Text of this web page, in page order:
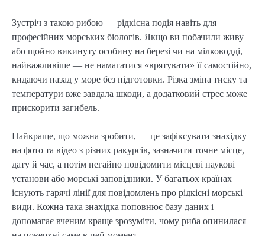
Зустріч з такою рибою — рідкісна подія навіть для
професійних морських біологів. Якщо ви побачили живу
або щойно викинуту особину на березі чи на мілководді,
найважливіше — не намагатися «врятувати» її самостійно,
кидаючи назад у море без підготовки. Різка зміна тиску та
температури вже завдала шкоди, а додатковий стрес може
прискорити загибель.
Найкраще, що можна зробити, — це зафіксувати знахідку
на фото та відео з різних ракурсів, зазначити точне місце,
дату й час, а потім негайно повідомити місцеві наукові
установи або морські заповідники. У багатьох країнах
існують гарячі лінії для повідомлень про рідкісні морські
види. Кожна така знахідка поповнює базу даних і
допомагає вченим краще зрозуміти, чому риба опинилася